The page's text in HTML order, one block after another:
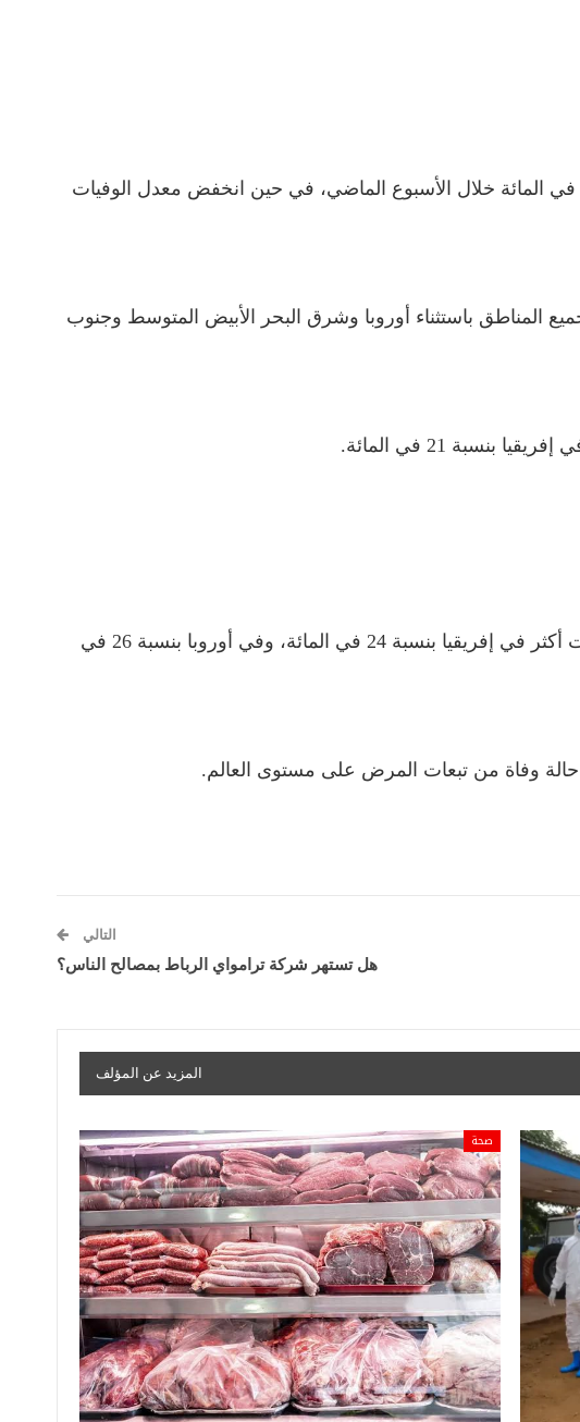
ذكرت النشرة الوبائية الأسبوعية لمنظمة الصحة العالمية أن معدل الإصابة بفيروس كورونا انخفض بنسبة 4 في المائة خلال الأسبوع الماضي، في حين انخفض معدل الوفيات
بفيروس كورونا في الفترة من 13 إلى 19 يونيو الجاري في جميع المناطق باستثناء أوروبا وشرق البحر الأبيض المتوسط وجنوب
وانخفض عدد الوفيات الناجمة عن فيروس كورونا أو لم يتغير في جميع المناطق، فيما انخفض معدل الوفيات أكثر في إفريقيا بنسبة 24 في المائة، وفي أوروبا بنسبة 26 في
التالي
هل تستهر شركة ترامواي الرباط بمصالح الناس؟
المزيد عن المؤلف
صحة